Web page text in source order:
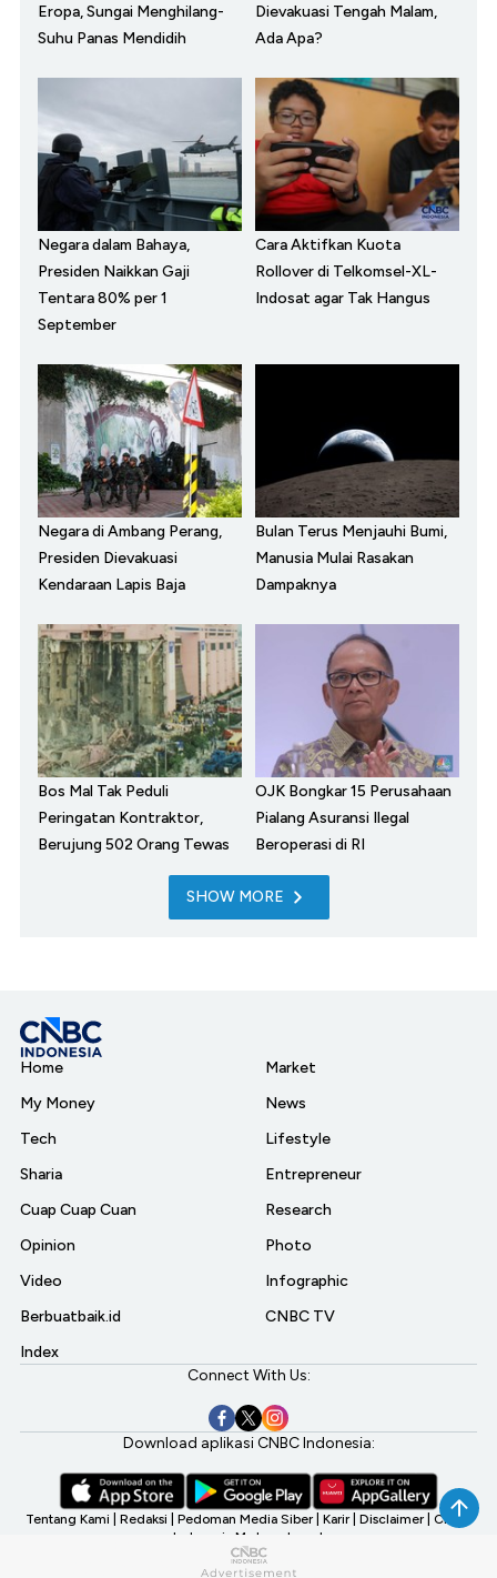
Eropa, Sungai Menghilang-
Suhu Panas Mendidih
Dievakuasi Tengah Malam,
Ada Apa?
Negara dalam Bahaya,
Presiden Naikkan Gaji
Tentara 80% per 1
September
Cara Aktifkan Kuota
Rollover di Telkomsel-XL-
Indosat agar Tak Hangus
Negara di Ambang Perang,
Presiden Dievakuasi
Kendaraan Lapis Baja
Bulan Terus Menjauhi Bumi,
Manusia Mulai Rasakan
Dampaknya
Bos Mal Tak Peduli
Peringatan Kontraktor,
Berujung 502 Orang Tewas
OJK Bongkar 15 Perusahaan
Pialang Asuransi Ilegal
Beroperasi di RI
SHOW MORE
Home
My Money
Tech
Sharia
Cuap Cuap Cuan
Opinion
Video
Berbuatbaik.id
Index
Market
News
Lifestyle
Entrepreneur
Research
Photo
Infographic
CNBC TV
Connect With Us:
Download aplikasi CNBC Indonesia:
Tentang Kami Redaksi Pedoman Media Siber Karir Disclaimer CNBC
Indonesia My Investment
©2026 CNBC Indonesia, A Transmedia Company